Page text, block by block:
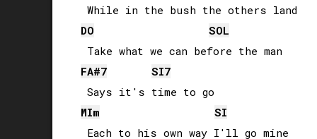
DO
SOL
FA#7 SI7
MIm
SI